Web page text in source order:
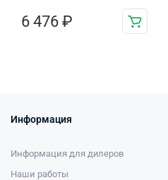
6 476 ₽
Информация
Информация для дилеров
Наши работы